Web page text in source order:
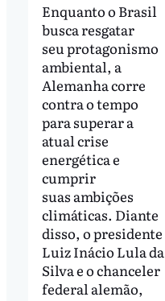
Enquanto o Brasil
busca resgatar
seu protagonismo
ambiental, a
Alemanha corre
contra o tempo
para superar a
atual crise
energética e
cumprir
suas ambições
climáticas. Diante
disso, o presidente
Luiz Inácio Lula da
Silva e o chanceler
federal alemão,